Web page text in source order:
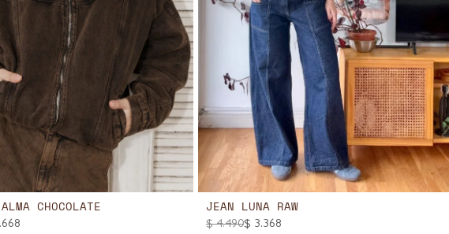
CHOCOLATE JEAN LUNA RAW
$4.490$ 3.368